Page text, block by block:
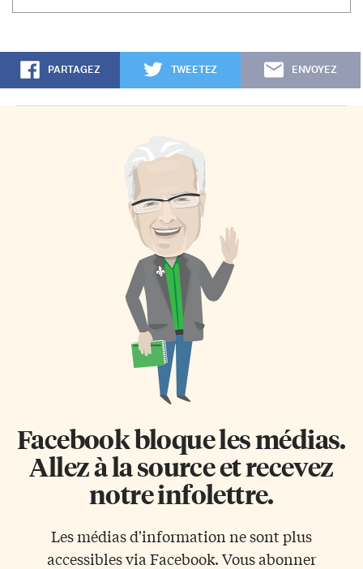
PARTAGEZ TWEETEZ ENVOYEZ
Facebook bloque les médias.
Allez à la source et recevez
notre infolettre.
Les médias d'information ne sont plus
accessibles via Facebook. Vous abonner